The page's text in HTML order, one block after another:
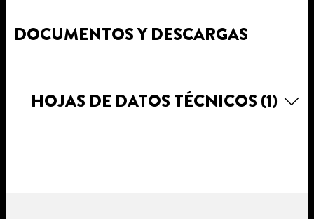
DOCUMENTOS Y DESCARGAS
HOJAS DE DATOS TÉCNICOS (1)